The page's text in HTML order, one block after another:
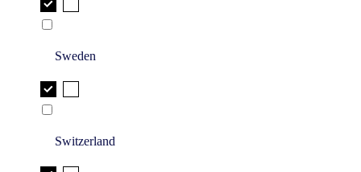
Sweden
Switzerland